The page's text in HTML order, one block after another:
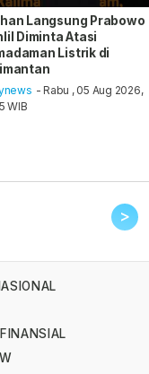
Langsung Prabowo
Diminta Atasi
Listrik di
- Rabu , 05 Aug 2026,
WIB
>